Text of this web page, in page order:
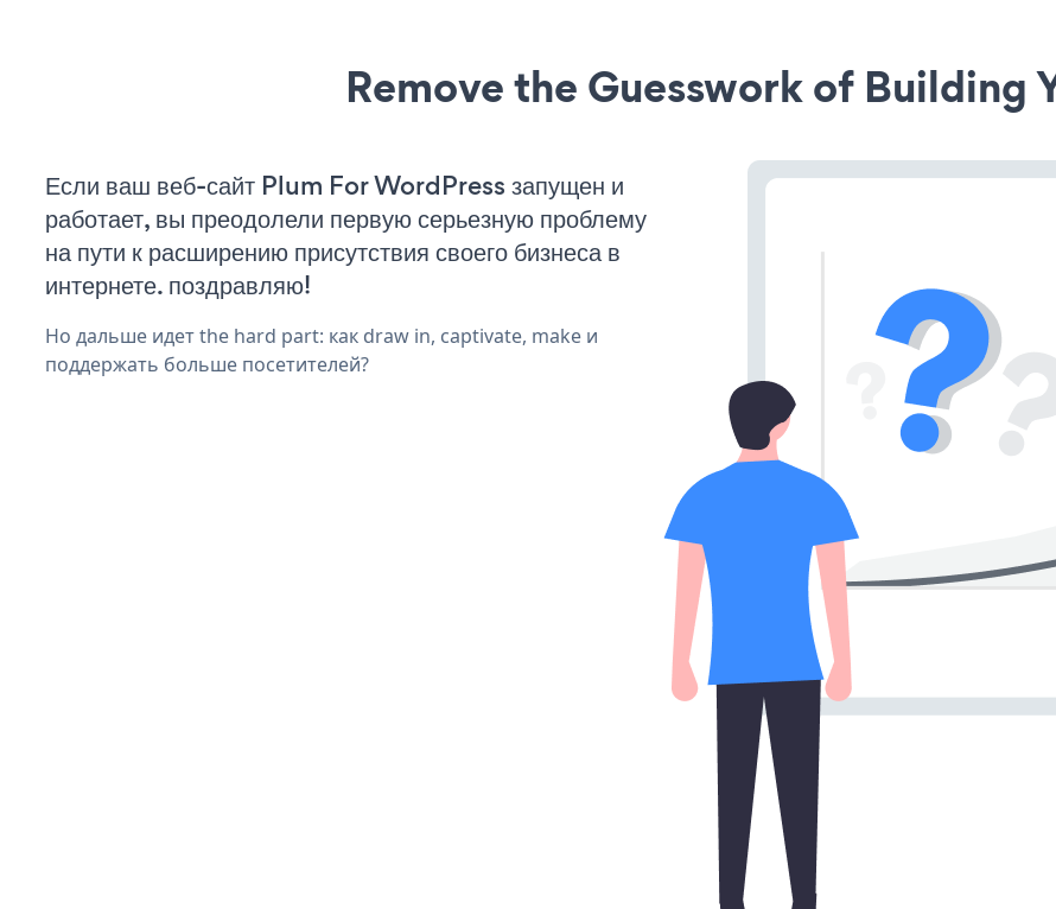
Remove the Guesswork of Building
Если ваш веб-сайт Plum For WordPress запущен и
работает, вы преодолели первую серьезную проблему
на пути к расширению присутствия своего бизнеса в
интернете. поздравляю!
Но дальше идет the hard part: как draw in, captivate, make и
поддержать больше посетителей?